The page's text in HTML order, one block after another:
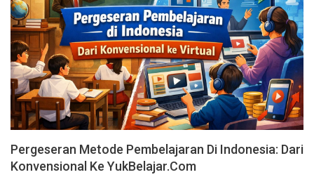
Pergeseran Metode Pembelajaran Di Indonesia: Dari
Konvensional Ke YukBelajar.com